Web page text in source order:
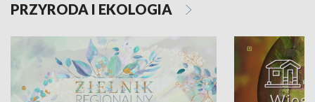
PRZYRODA I EKOLOGIA